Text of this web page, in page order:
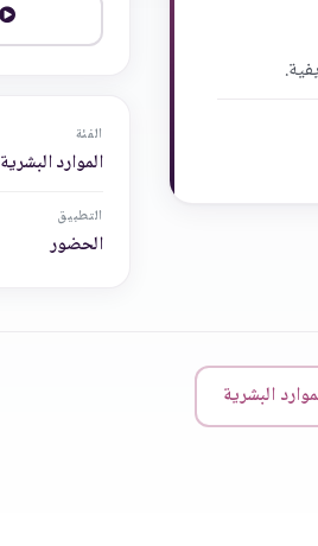
الفئة
الموارد البشرية
التطبيق
الحضور
البشرية